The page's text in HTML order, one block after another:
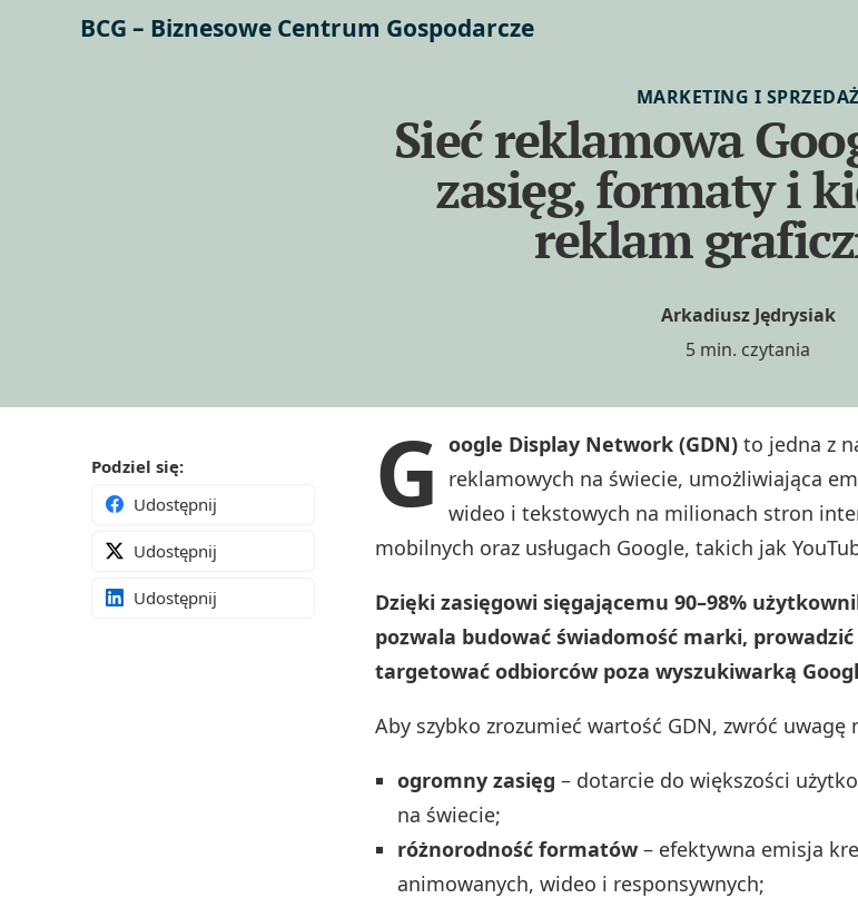
BCG – Biznesowe Centrum Gospodarcze
MARKETING I SPRZEDAŻ
Sieć reklamowa
zasięg, formaty i
reklam
Arkadiusz Jędrysiak
5 min. czytania
Podziel się:
Udostępnij
Udostępnij
Udostępnij
G oogle Display Network (GDN) to jedna z
reklamowych na świecie, umożliwiająca
wideo i tekstowych na milionach stron
mobilnych oraz usługach Google, takich jak
Dzięki zasięgowi sięgającemu 90–98%
pozwala budować świadomość marki,
targetować odbiorców poza wyszukiwarką
Aby szybko zrozumieć wartość GDN, zwróć uwagę
ogromny zasięg – dotarcie do większości
na świecie;
różnorodność formatów – efektywna emisja
animowanych, wideo i responsywnych;